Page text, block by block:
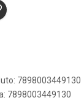
7898003449130
7898003449130